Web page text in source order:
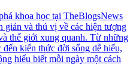
khoa học tại TheBlogsNews
giản và thú vị về các hiện tượng
thế giới xung quanh. Từ những
đến kiến thức đời sống dễ hiểu,
hiểu biết mỗi ngày một cách